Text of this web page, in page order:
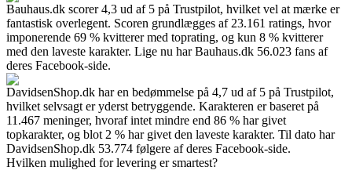
Bauhaus.dk scorer 4,3 ud af 5 på Trustpilot, hvilket vel at mærke er
fantastisk overlegent. Scoren grundlægges af 23.161 ratings, hvor
imponerende 69 % kvitterer med toprating, og kun 8 % kvitterer
med den laveste karakter. Lige nu har Bauhaus.dk 56.023 fans af
deres Facebook-side.
DavidsenShop.dk har en bedømmelse på 4,7 ud af 5 på Trustpilot,
hvilket selvsagt er yderst betryggende. Karakteren er baseret på
11.467 meninger, hvoraf intet mindre end 86 % har givet
topkarakter, og blot 2 % har givet den laveste karakter. Til dato har
DavidsenShop.dk 53.774 følgere af deres Facebook-side.
Hvilken mulighed for levering er smartest?